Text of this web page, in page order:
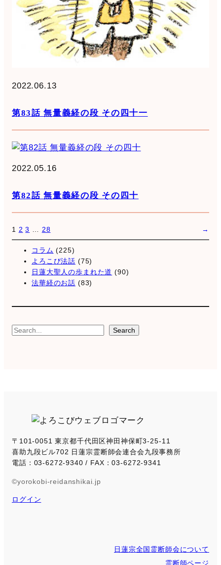
2022.06.13
第83話 無量義経の段 その四十一
2022.05.16
第82話 無量義経の段 その四十
1 2 3 28 →
コラム (225)
よろこび法話 (75)
日蓮大聖人の歩まれた道 (90)
法華経のお話 (83)
S
Search
〒101-0051 東京都千代田区神田神保町3-25-11
喜助九段ビル702 日蓮宗霊断師会連合会九段事務所
電話：03-6272-9340 / FAX：03-6272-9341
©yorokobi-reidanshikai.jp
ログイン
日蓮宗全国霊断師会について
霊断師ページ